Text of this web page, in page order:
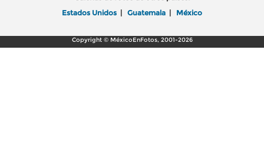
Estados Unidos | Guatemala | México
Copyright © MéxicoEnFotos, 2001-2026